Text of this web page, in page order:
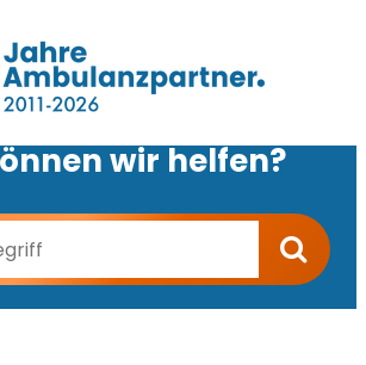
wir helfen?